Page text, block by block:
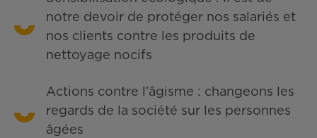
notre devoir de protéger nos salariés et
nos clients contre les produits de
nettoyage nocifs
Actions contre l’âgisme : changeons les
regards de la société sur les personnes
âgées